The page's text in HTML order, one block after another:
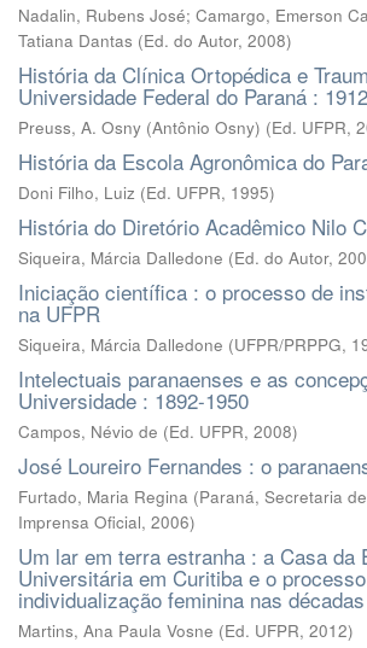
Nadalin, Rubens José; Camargo, Emerson
Tatiana Dantas (Ed. do Autor, 2008)
História da Clínica Ortopédica e
Universidade Federal do Paraná :
Preuss, A. Osny (Antônio Osny) (Ed. UFPR,
História da Escola Agronômica do
Doni Filho, Luiz (Ed. UFPR, 1995)
História do Diretório Acadêmico Nilo
Siqueira, Márcia Dalledone (Ed. do Autor,
Iniciação científica : o processo de
na UFPR
Siqueira, Márcia Dalledone (UFPR/PRPPG,
Intelectuais paranaenses e as
Universidade : 1892-1950
Campos, Névio de (Ed. UFPR, 2008)
José Loureiro Fernandes : o
Furtado, Maria Regina (Paraná, Secretaria
Imprensa Oficial, 2006)
Um lar em terra estranha : a Casa da
Universitária em Curitiba e o
individualização feminina nas
Martins, Ana Paula Vosne (Ed. UFPR, 2012)